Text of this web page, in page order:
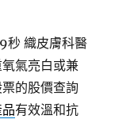
秒織皮膚科醫
氣亮白或兼
的股價查詢
有效溫和抗